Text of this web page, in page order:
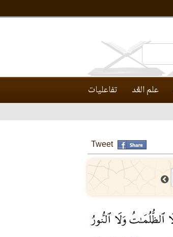
علم العَّد تفاعليات
Tweet